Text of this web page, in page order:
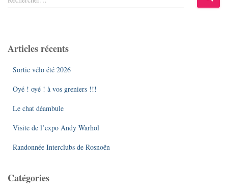
e
r
Articles récents
Sortie vélo été 2026
Oyé ! oyé ! à vos greniers !!!
Le chat déambule
Visite de l’expo Andy Warhol
Randonnée Interclubs de Rosnoën
Catégories